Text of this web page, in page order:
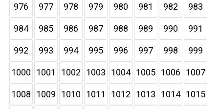
976 977 978 979 980 981 982 983
984 985 986 987 988 989 990 991
992 993 994 995 996 997 998 999
1000 1001 1002 1003 1004 1005 1006 1007
1008 1009 1010 1011 1012 1013 1014 1015